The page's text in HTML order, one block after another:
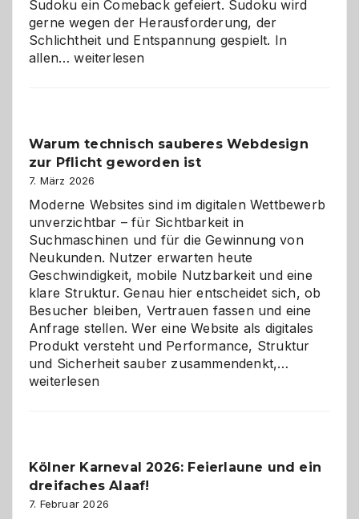
Sudoku ein Comeback gefeiert. Sudoku wird
gerne wegen der Herausforderung, der
Schlichtheit und Entspannung gespielt. In
allen…Sudoku
den
Logikrätseln
weiterlesen
Warum technisch sauberes Webdesign
zur Pflicht geworden ist
7. März 2026
Moderne Websites sind im digitalen Wettbewerb
unverzichtbar – für Sichtbarkeit in
Suchmaschinen und für die Gewinnung von
Neukunden. Nutzer erwarten heute
Geschwindigkeit, mobile Nutzbarkeit und eine
klare Struktur. Genau hier entscheidet sich, ob
Besucher bleiben, Vertrauen fassen und eine
Anfrage stellen. Wer eine Website als digitales
Produkt versteht und Performance, Struktur
und Sicherheit sauber zusammendenkt,…
geworden
weiterlesen
Kölner Karneval 2026: Feierlaune und ein
dreifaches Alaaf!
7. Februar 2026